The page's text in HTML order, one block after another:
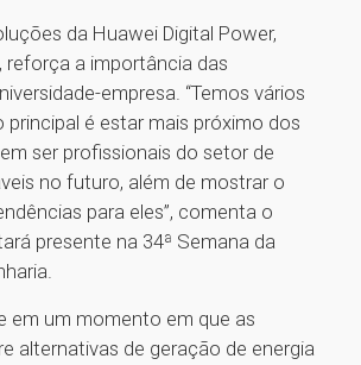
da Huawei Digital Power,
reforça a importância das
empresa. “Temos vários
principal é estar mais próximo dos
ser profissionais do setor de
no futuro, além de mostrar o
para eles”, comenta o
presente na 34ª Semana da
em um momento em que as
alternativas de geração de energia